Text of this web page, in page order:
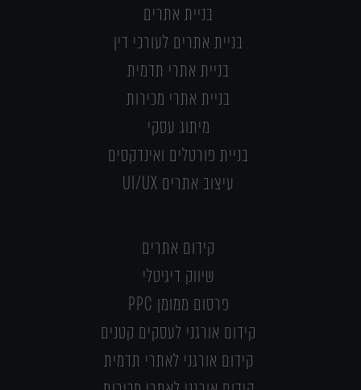
בניית אתרים
בניית אתרים לעורכי דין
בניית אתרי תדמית
בניית אתרי מכירות
מיתוג עסקי
בניית פורטלים ואינדקסים
עיצוב אתרים UI/UX
קידום אתרים
שיווק דיגיטלי
פרסום ממומן PPC
קידום אורגני לעסקים קטנים
קידום אורגני לאתרי תדמית